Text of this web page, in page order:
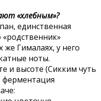
«хлебным»?
единственная
же Гималаях, у него
ноты.
и высоте (Сикким чуть
ферментация